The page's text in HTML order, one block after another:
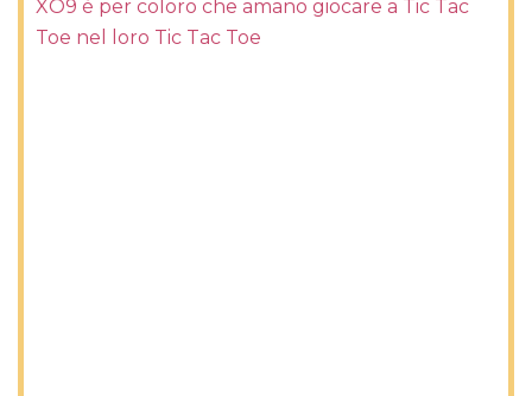
XO9 è per coloro che amano giocare a Tic Tac
Toe nel loro Tic Tac Toe